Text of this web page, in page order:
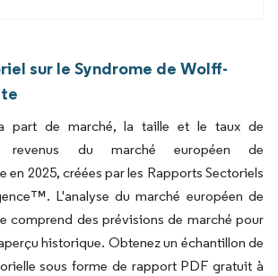
sur le Syndrome de Wolff-
part de marché, la taille et le taux de
revenus du marché européen de
en 2025, créées par les Rapports Sectoriels
L'analyse du marché européen de
comprend des prévisions de marché pour
historique. Obtenez un échantillon de
sous forme de rapport PDF gratuit à